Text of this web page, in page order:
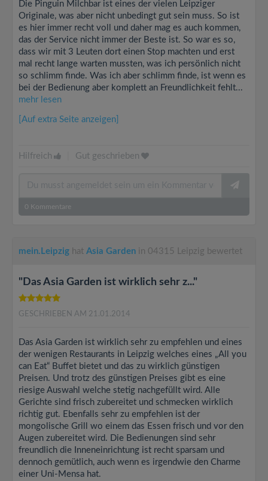
Die Pinguin Milchbar ist eines der vielen Leipziger
Originale, was aber nicht unbedingt gut sein muss. So ist
es hier immer recht voll und daher mag es auch kommen,
das der Service nicht immer der Beste ist. So war es so,
dass wir mit 3 Leuten dort einen Stop machten und erst
mal recht lange warten mussten, was ich persönlich nicht
so schlimm finde. Was ich aber schlimm finde, ist wenn es
bei der Bedienung aber komplett an Freundlichkeit fehlt...
mehr lesen
[Auf extra Seite anzeigen]
Hilfreich Gut geschrieben
0 Kommentare
mein.Leipzig hat Asia Garden in 04315 Leipzig bewertet
"Das Asia Garden ist wirklich sehr z..."
GESCHRIEBEN AM 21.01.2014
Das Asia Garden ist wirklich sehr zu empfehlen und eines
der wenigen Restaurants in Leipzig welches eines „All you
can Eat“ Buffet bietet und das zu wirklich günstigen
Preisen. Und trotz des günstigen Preises gibt es eine
riesige Auswahl welche stetig nachgefüllt wird. Alle
Gerichte sind frisch zubereitet und schmecken wirklich
richtig gut. Ebenfalls sehr zu empfehlen ist der
mongolische Grill wo einem das Essen frisch und vor den
Augen zubereitet wird. Die Bedienungen sind sehr
freundlich die Inneneinrichtung ist recht sparsam und
dennoch gemütlich, auch wenn es irgendwie den Charme
einer Uni-Mensa hat.